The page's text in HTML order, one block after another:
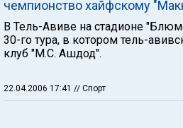
чемпионство хайфскому
В Тель-Авиве на стадионе
30-го тура, в котором тель-
клуб "М.С. Ашдод".
22.04.2006 17:41 // Спорт